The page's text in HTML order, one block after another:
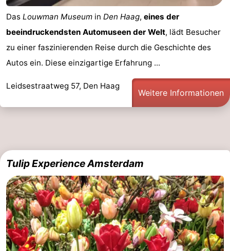
Das Louwman Museum in Den Haag, eines der
beeindruckendsten Automuseen der Welt, lädt Besucher
zu einer faszinierenden Reise durch die Geschichte des
Autos ein. Diese einzigartige Erfahrung ...
Leidsestraatweg 57, Den Haag
Weitere Informationen
Tulip Experience Amsterdam